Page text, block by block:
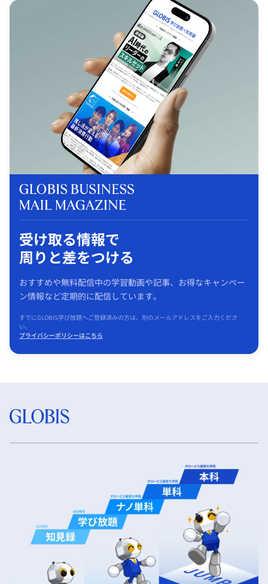
受け取る情報で
周りと差をつける
おすすめや無料配信中の学習動画や記事、お得なキャンペー
ン情報など定期的に配信しています。
すでにGLOBIS学び放題へご登録済みの方は、別のメールアドレスをご入力くださ
い。
プライバシーポリシーはこちら